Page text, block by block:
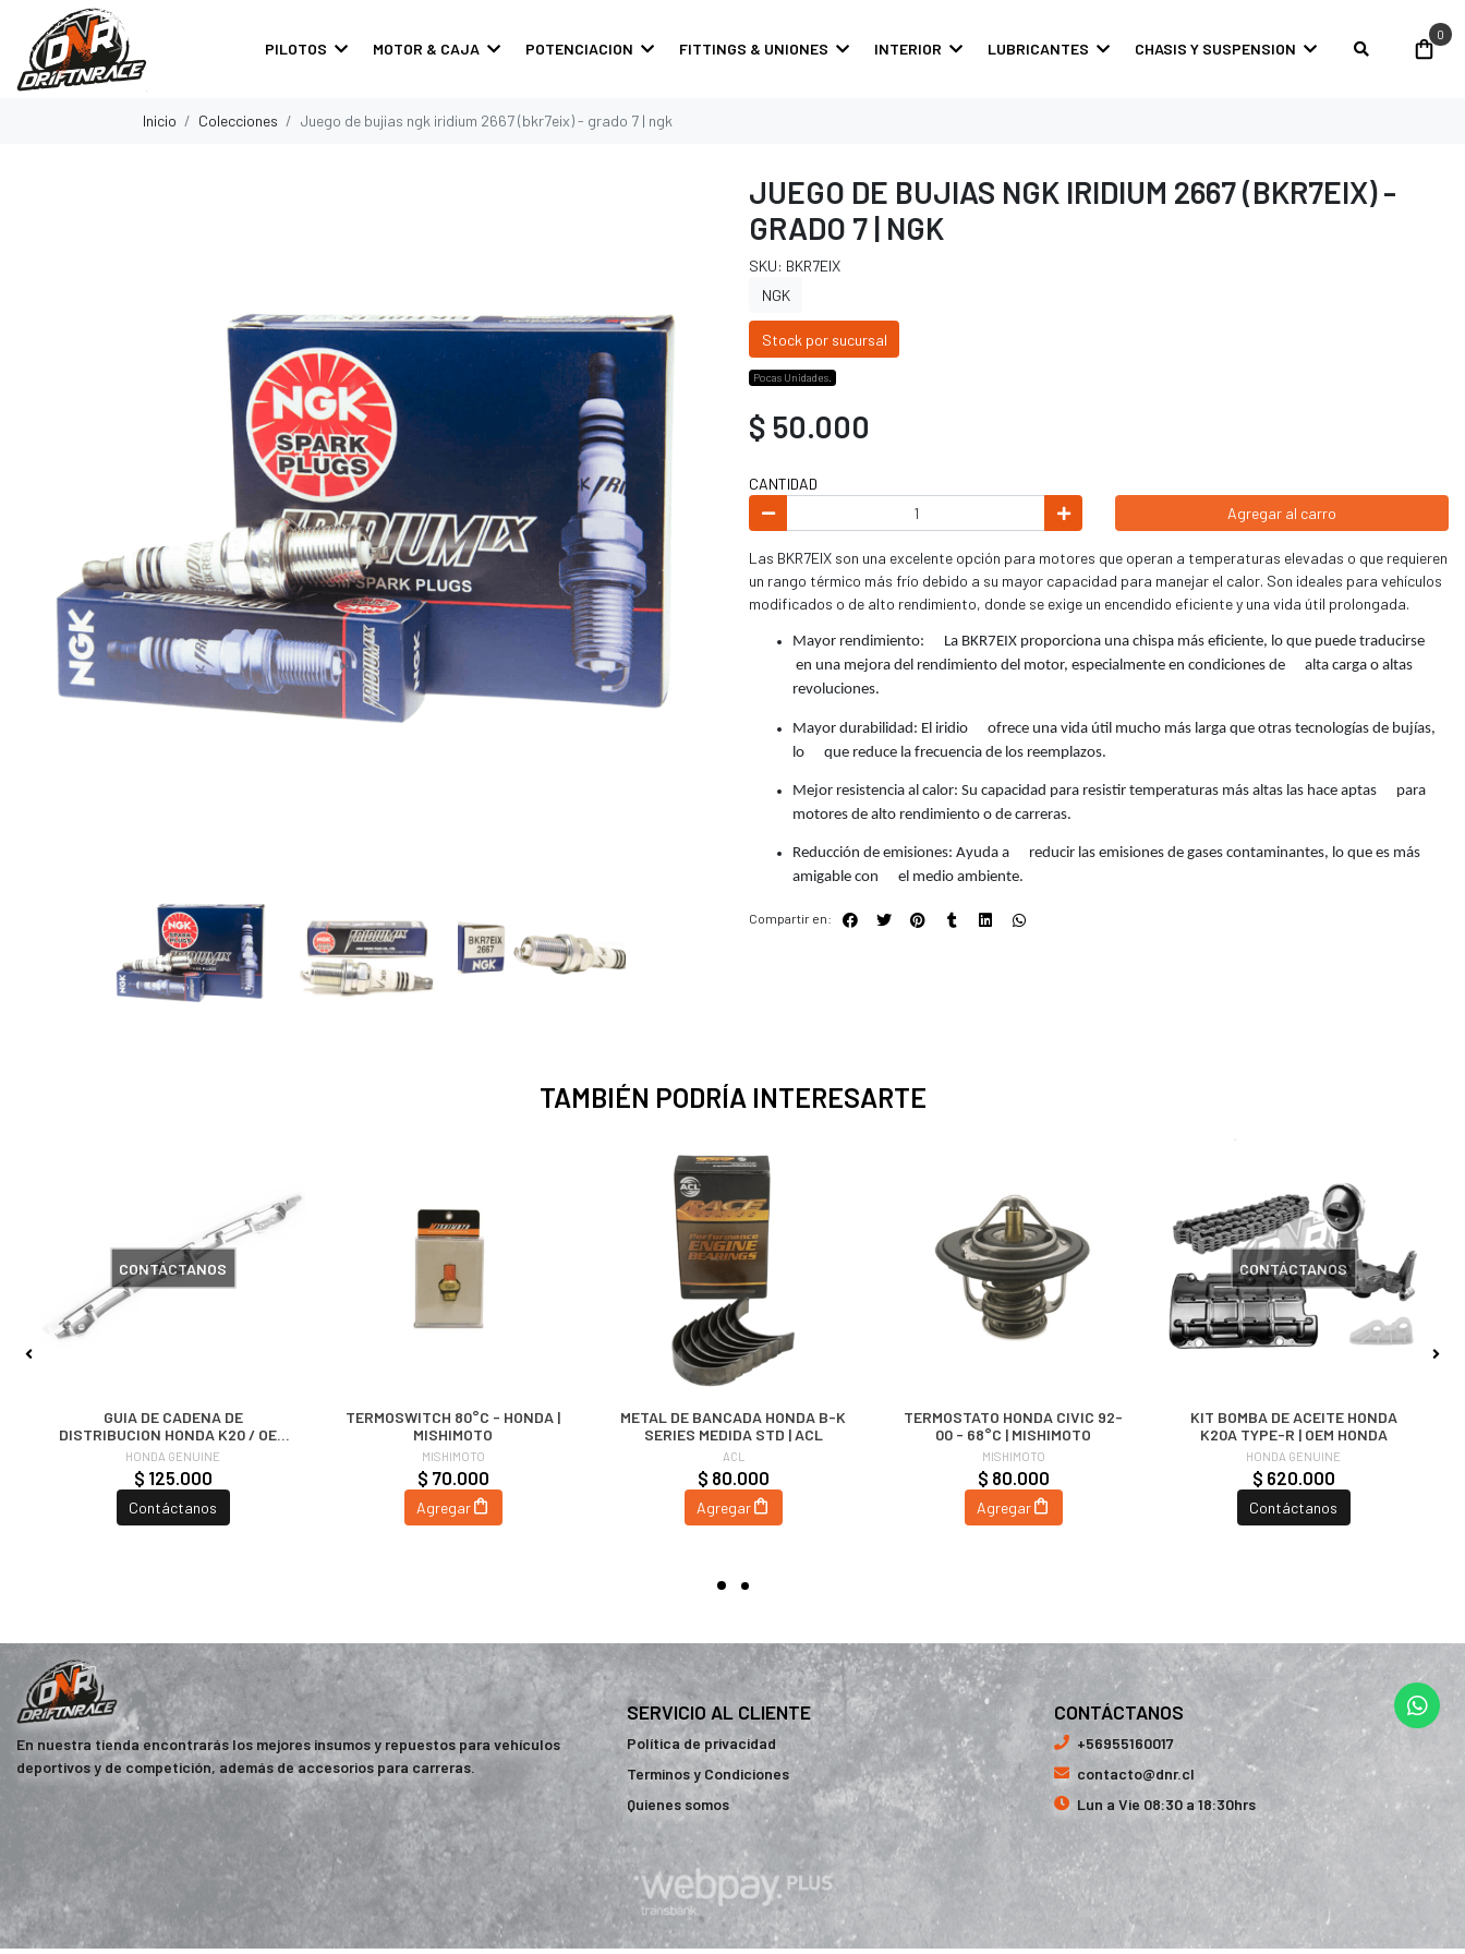
PILOTOS MOTOR & CAJA POTENCIACION FITTINGS & UNIONES INTERIOR LUBRICANTES CHASIS Y SUSPENSION
0
Inicio Colecciones Juego de bujias ngk iridium 2667 (bkr7eix) - grado 7 | ngk
JUEGO DE BUJIAS NGK IRIDIUM 2667 (BKR7EIX) -
GRADO 7 | NGK
SKU: BKR7EIX
NGK
Stock por sucursal
Pocas Unidades.
$ 50.000
CANTIDAD
Agregar al carro
Las BKR7EIX son una excelente opción para motores que operan a temperaturas elevadas o que requieren
un rango térmico más frío debido a su mayor capacidad para manejar el calor. Son ideales para vehículos
modificados o de alto rendimiento, donde se exige un encendido eficiente y una vida útil prolongada.
Mayor rendimiento: La BKR7EIX proporciona una chispa más eficiente, lo que puede traducirse
en una mejora del rendimiento del motor, especialmente en condiciones de alta carga o altas
revoluciones.
Mayor durabilidad: El iridio ofrece una vida útil mucho más larga que otras tecnologías de bujías,
lo que reduce la frecuencia de los reemplazos.
Mejor resistencia al calor: Su capacidad para resistir temperaturas más altas las hace aptas para
motores de alto rendimiento o de carreras.
Reducción de emisiones: Ayuda a reducir las emisiones de gases contaminantes, lo que es más
amigable con el medio ambiente.
Compartir en:
TAMBIÉN PODRÍA INTERESARTE
CONTÁCTANOS
GUIA DE CADENA DE
DISTRIBUCION HONDA K20 / OEM
HONDA
HONDA GENUINE
$ 125.000
Contáctanos
TERMOSWITCH 80°C - HONDA |
MISHIMOTO
MISHIMOTO
$ 70.000
Agregar
METAL DE BANCADA HONDA B-K
SERIES MEDIDA STD | ACL
ACL
$ 80.000
Agregar
TERMOSTATO HONDA CIVIC 92-
00 - 68°C | MISHIMOTO
MISHIMOTO
$ 80.000
Agregar
CONTÁCTANOS
KIT BOMBA DE ACEITE HONDA
K20A TYPE-R | OEM HONDA
HONDA GENUINE
$ 620.000
Contáctanos
En nuestra tienda encontrarás los mejores insumos y repuestos para vehículos
deportivos y de competición, además de accesorios para carreras.
SERVICIO AL CLIENTE
Política de privacidad
Terminos y Condiciones
Quienes somos
CONTÁCTANOS
+56955160017
contacto@dnr.cl
Lun a Vie 08:30 a 18:30hrs